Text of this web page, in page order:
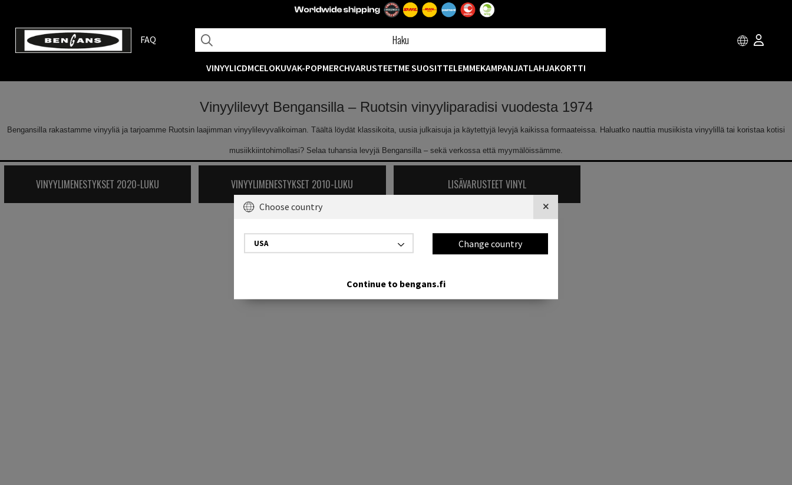
FAQ
VINYYLICDMCELOKUVAK-POPMERCHVARUSTEETME SUOSITTELEMMEKAMPANJATLAHJAKORTTI
Vinyylilevyt Bengansilla – Ruotsin vinyyliparadisi vuodesta 1974
Bengansilla rakastamme vinyyliä ja tarjoamme Ruotsin laajimman vinyylilevyvalikoiman. Täältä löydät klassikoita, uusia julkaisuja ja käytettyjä levyjä kaikissa formaateissa. Haluatko nauttia musiikista vinyylillä tai koristaa kotisi
musiikkiintohimollasi? Selaa tuhansia levyjä Bengansilla – sekä verkossa että myymälöissämme.
VINYYLIMENESTYKSET 2020-LUKU VINYYLIMENESTYKSET 2010-LUKU LISÄVARUSTEET VINYL
Choose country
USA Change country
Continue to bengans.fi